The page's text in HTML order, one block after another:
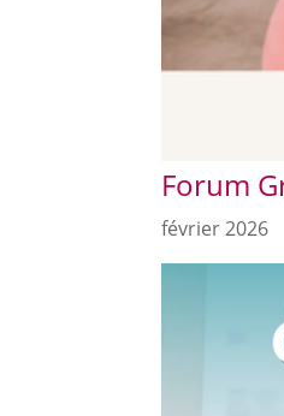
Forum
février 2026